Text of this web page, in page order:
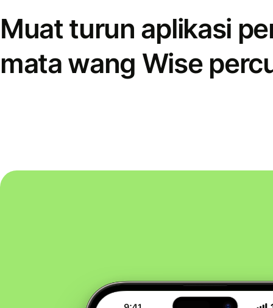
Muat turun aplikasi
mata wang Wise